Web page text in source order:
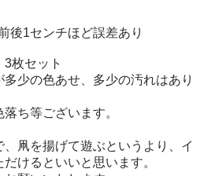
後1センチほど誤差あり
枚セット
少の色あせ、多少の汚れはあり
ち等ございます。
凧を揚げて遊ぶというより、イ
けるといいと思います。